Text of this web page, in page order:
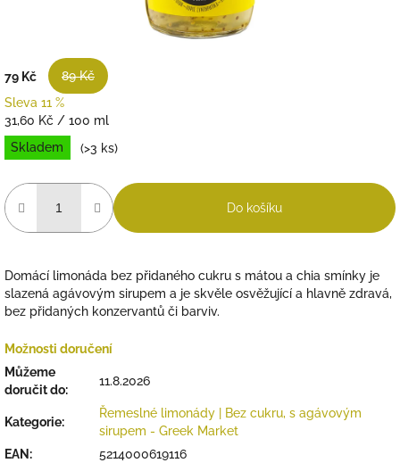
79 Kč
89 Kč
Sleva 11 %
Měrná
cena:
31,60 Kč / 100 ml
Skladem
(>3 ks)
Do košíku
Domácí limonáda bez přidaného cukru s mátou a chia smínky je
slazená agávovým sirupem a je skvěle osvěžující a hlavně zdravá,
bez přidaných konzervantů či barviv.
Možnosti doručení
Můžeme
doručit do:
11.8.2026
Kategorie:
Řemeslné limonády | Bez cukru, s agávovým
sirupem - Greek Market
EAN :
5214000619116